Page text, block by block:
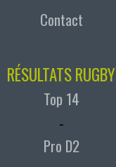
Contact
RÉSULTATS RUGBY
Top 14
-
Pro D2